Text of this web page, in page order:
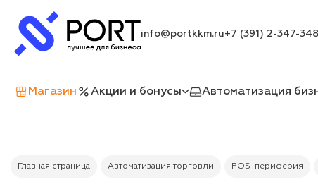
info@portkkm.ru+7 (391) 2-347-348
Магазин Акции и бонусы Автоматизация
Главная страница Автоматизация торговли POS-периферия